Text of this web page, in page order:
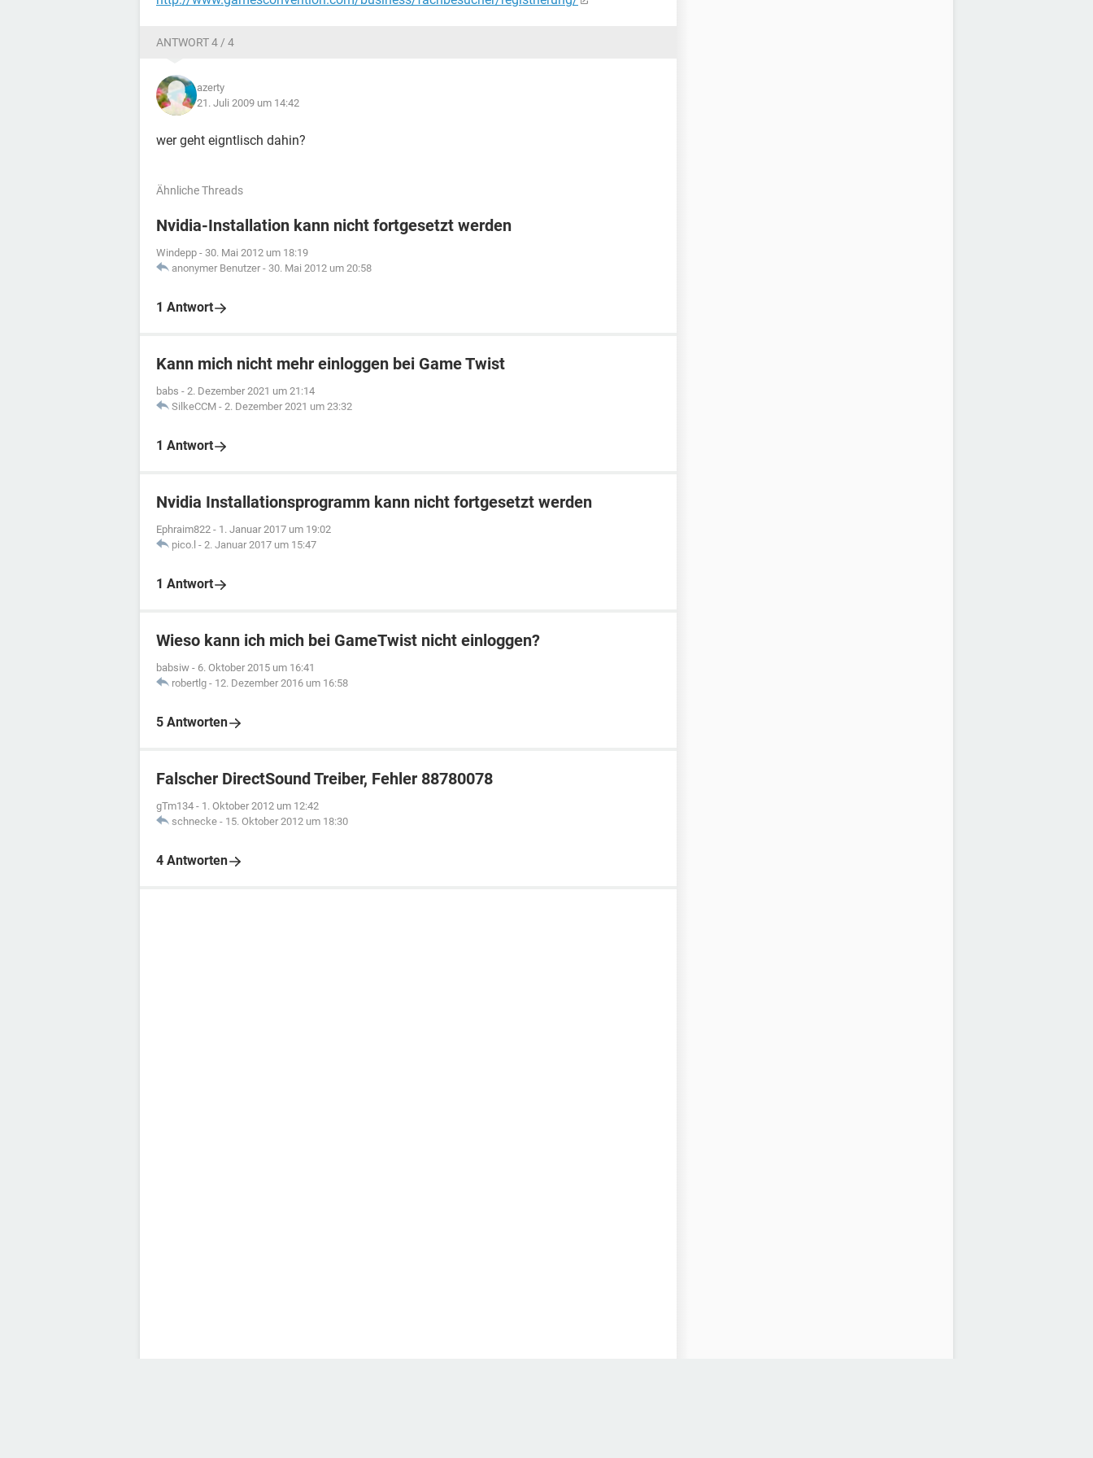
ANTWORT 4 / 4
azerty
21. Juli 2009 um 14:42
wer geht eigntlisch dahin?
Ähnliche Threads
Nvidia-Installation kann nicht fortgesetzt werden
Windepp - 30. Mai 2012 um 18:19
anonymer Benutzer - 30. Mai 2012 um 20:58
1 Antwort
Kann mich nicht mehr einloggen bei Game Twist
babs - 2. Dezember 2021 um 21:14
SilkeCCM - 2. Dezember 2021 um 23:32
1 Antwort
Nvidia Installationsprogramm kann nicht fortgesetzt werden
Ephraim822 - 1. Januar 2017 um 19:02
pico.l - 2. Januar 2017 um 15:47
1 Antwort
Wieso kann ich mich bei GameTwist nicht einloggen?
babsiw - 6. Oktober 2015 um 16:41
robertlg - 12. Dezember 2016 um 16:58
5 Antworten
Falscher DirectSound Treiber, Fehler 88780078
gTm134 - 1. Oktober 2012 um 12:42
schnecke - 15. Oktober 2012 um 18:30
4 Antworten